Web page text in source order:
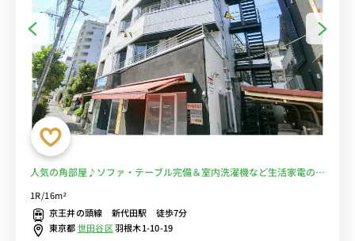
人気の角部屋♪ソファ・テーブル完備＆室内洗濯機など生活家電のあ
や駒場東大前へ乗換なし■選べるWi-Fi格安レンタル中！
1R/16m²
京王井の頭線 新代田駅 徒歩7分
東京都世田谷区羽根木1-10-19